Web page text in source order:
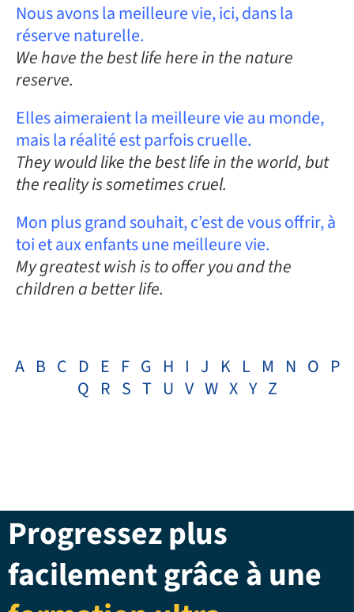
Nous avons la meilleure vie, ici, dans la
réserve naturelle.
We have the best life here in the nature
reserve.
Elles aimeraient la meilleure vie au monde,
mais la réalité est parfois cruelle.
They would like the best life in the world, but
the reality is sometimes cruel.
Mon plus grand souhait, c’est de vous offrir, à
toi et aux enfants une meilleure vie.
My greatest wish is to offer you and the
children a better life.
A B C D E F G H I J K L M N O P
Q R S T U V W X Y Z
Progressez plus
facilement grâce à une